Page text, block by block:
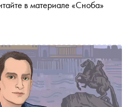
в материале «Сноба»